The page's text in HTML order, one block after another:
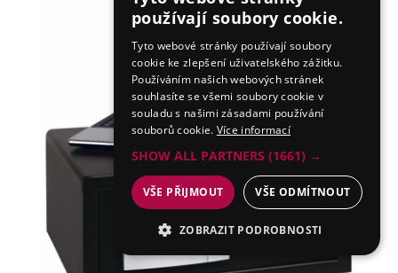
používají soubory cookie.
Tyto webové stránky používají soubory
cookie ke zlepšení uživatelského zážitku.
Používáním našich webových stránek
souhlasíte se všemi soubory cookie v
souladu s našimi zásadami používání
souborů cookie. Více informací
SHOW ALL PARTNERS (1661) →
VŠE PŘIJMOUT VŠE ODMÍTNOUT
ZOBRAZIT PODROBNOSTI
NEZBYTNÉ